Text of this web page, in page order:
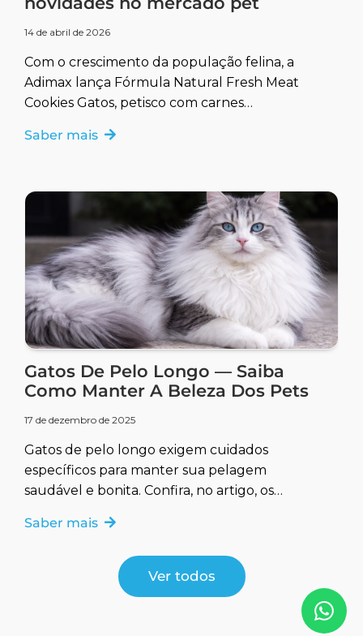
14 de abril de 2026
Com o crescimento da população felina, a
Adimax lança Fórmula Natural Fresh Meat
Cookies Gatos, petisco com carnes
Saber mais
Gatos De Pelo Longo — Saiba
Como Manter A Beleza Dos Pets
17 de dezembro de 2025
Gatos de pelo longo exigem cuidados
específicos para manter sua pelagem
saudável e bonita. Confira, no artigo, os
Saber mais
Ver todos